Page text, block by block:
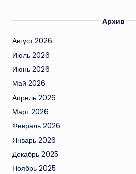
Архив
Август 2026
Июль 2026
Июнь 2026
Май 2026
Апрель 2026
Март 2026
Февраль 2026
Январь 2026
Декабрь 2025
Ноябрь 2025